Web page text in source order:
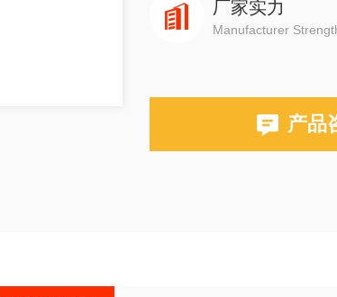
厂家实力
Manufacturer
产品